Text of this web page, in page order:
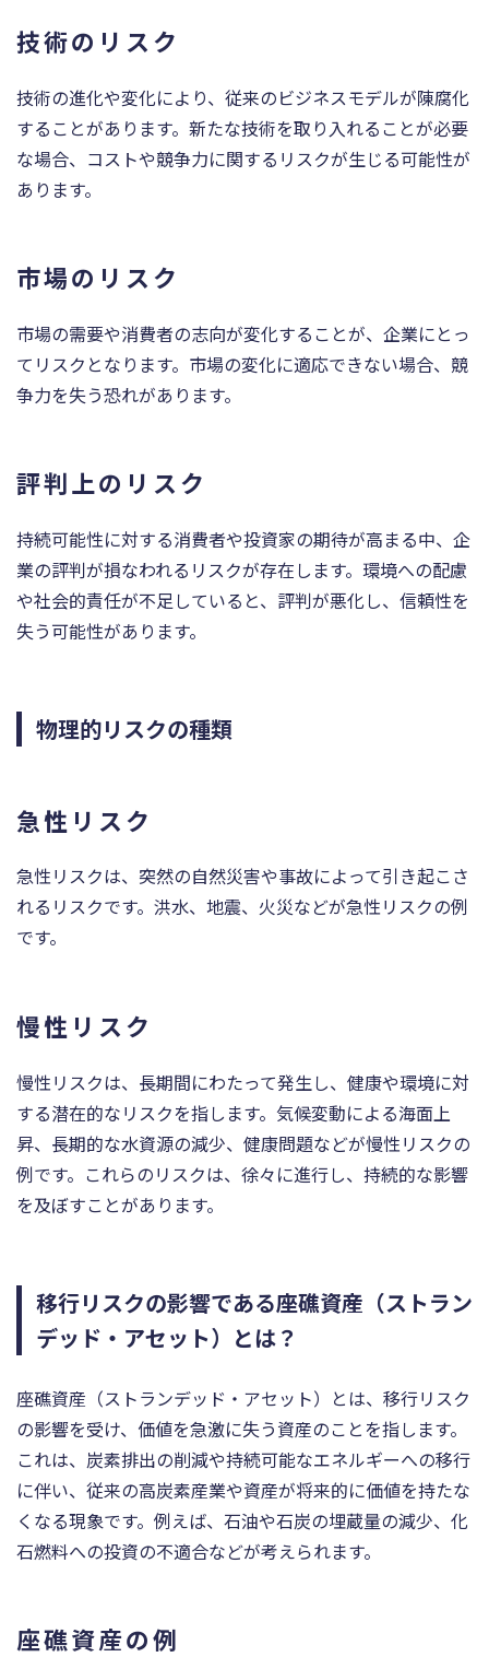
技術のリスク
技術の進化や変化により、従来のビジネスモデルが陳腐化
することがあります。新たな技術を取り入れることが必要
な場合、コストや競争力に関するリスクが生じる可能性が
あります。
市場のリスク
市場の需要や消費者の志向が変化することが、企業にとっ
てリスクとなります。市場の変化に適応できない場合、競
争力を失う恐れがあります。
評判上のリスク
持続可能性に対する消費者や投資家の期待が高まる中、企
業の評判が損なわれるリスクが存在します。環境への配慮
や社会的責任が不足していると、評判が悪化し、信頼性を
失う可能性があります。
物理的リスクの種類
急性リスク
急性リスクは、突然の自然災害や事故によって引き起こさ
れるリスクです。洪水、地震、火災などが急性リスクの例
です。
慢性リスク
慢性リスクは、長期間にわたって発生し、健康や環境に対
する潜在的なリスクを指します。気候変動による海面上
昇、長期的な水資源の減少、健康問題などが慢性リスクの
例です。これらのリスクは、徐々に進行し、持続的な影響
を及ぼすことがあります。
移行リスクの影響である座礁資産（ストラン
デッド・アセット）とは？
座礁資産（ストランデッド・アセット）とは、移行リスク
の影響を受け、価値を急激に失う資産のことを指します。
これは、炭素排出の削減や持続可能なエネルギーへの移行
に伴い、従来の高炭素産業や資産が将来的に価値を持たな
くなる現象です。例えば、石油や石炭の埋蔵量の減少、化
石燃料への投資の不適合などが考えられます。
座礁資産の例